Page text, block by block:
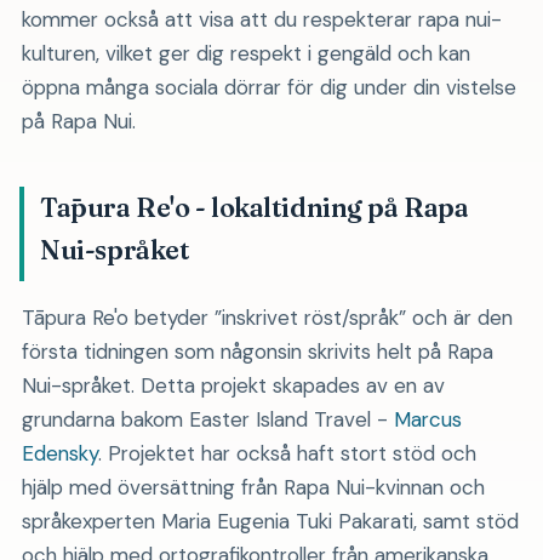
kommer också att visa att du respekterar rapa nui-
kulturen, vilket ger dig respekt i gengäld och kan
öppna många sociala dörrar för dig under din vistelse
på Rapa Nui.
Tāpura Re'o - lokaltidning på Rapa
Nui-språket
Tāpura Re'o betyder inskrivet röst/språk och är den
första tidningen som någonsin skrivits helt på Rapa
Nui-språket. Detta projekt skapades av en av
grundarna bakom Easter Island Travel - Marcus
Edensky. Projektet har också haft stort stöd och
hjälp med översättning från Rapa Nui-kvinnan och
språkexperten Maria Eugenia Tuki Pakarati, samt stöd
och hjälp med ortografikontroller från amerikanska